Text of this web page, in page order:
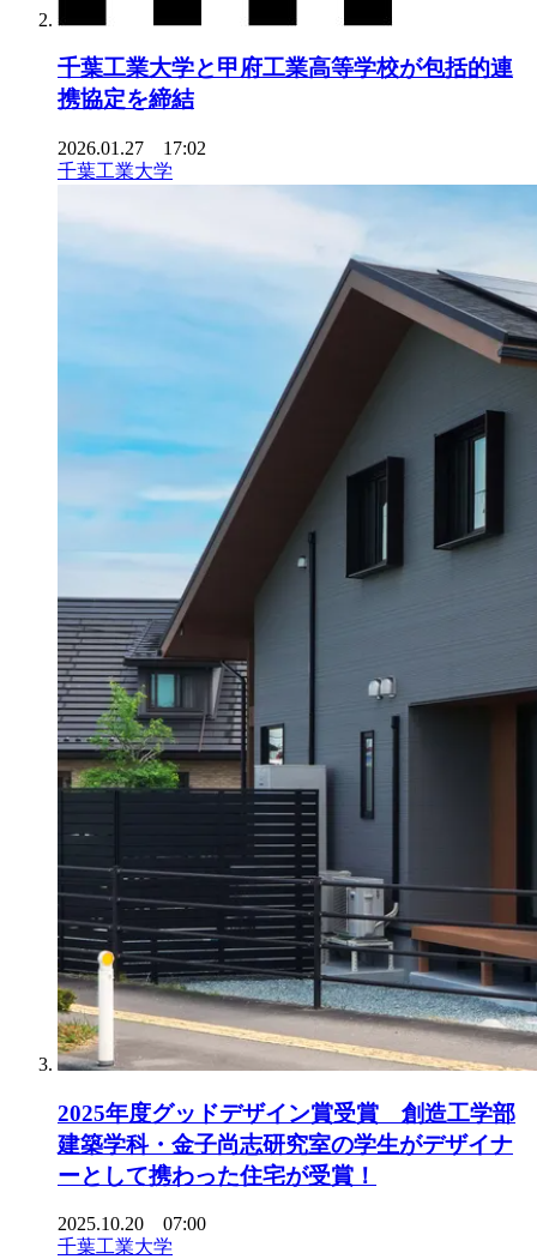
千葉工業大学と甲府工業高等学校が包括的連
携協定を締結
2026.01.27 17:02
千葉工業大学
2025年度グッドデザイン賞受賞 創造工学部
建築学科・金子尚志研究室の学生がデザイナ
ーとして携わった住宅が受賞！
2025.10.20 07:00
千葉工業大学